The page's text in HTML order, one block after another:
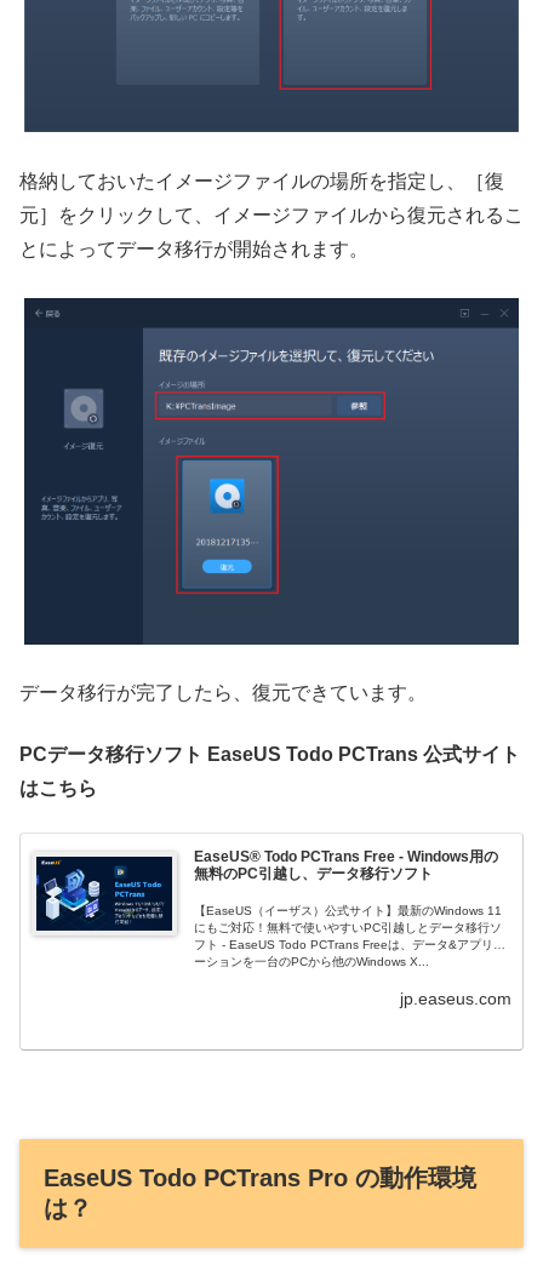
格納しておいたイメージファイルの場所を指定し、［復
元］をクリックして、イメージファイルから復元されるこ
とによってデータ移行が開始されます。
データ移行が完了したら、復元できています。
PCデータ移行ソフト EaseUS Todo PCTrans 公式サイト
はこちら
EaseUS® Todo PCTrans Free - Windows用の
無料のPC引越し、データ移行ソフト
【EaseUS（イーザス）公式サイト】最新のWindows 11
にもご対応！無料で使いやすいPC引越しとデータ移行ソ
フト - EaseUS Todo PCTrans Freeは、データ&アプリケ
ーションを一台のPCから他のWindows X...
jp.easeus.com
EaseUS Todo PCTrans Pro の動作環境
は？